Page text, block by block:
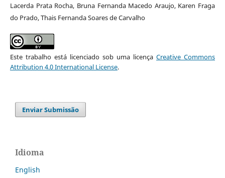
Lacerda Prata Rocha, Bruna Fernanda Macedo Araujo, Karen Fraga
do Prado, Thais Fernanda Soares de Carvalho
Este trabalho está licenciado sob uma licençaCreative Commons
Attribution 4.0 International License.
Enviar Submissão
Idioma
English